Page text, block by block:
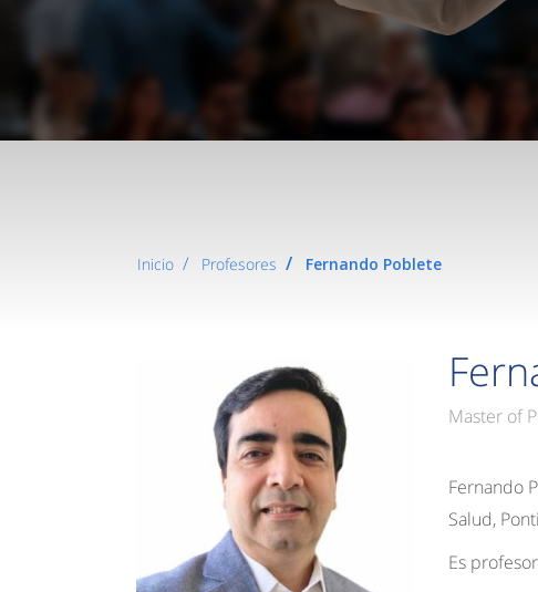
Inicio Profesores Fernando Poblete
Master of
Fernando
Salud,
Es